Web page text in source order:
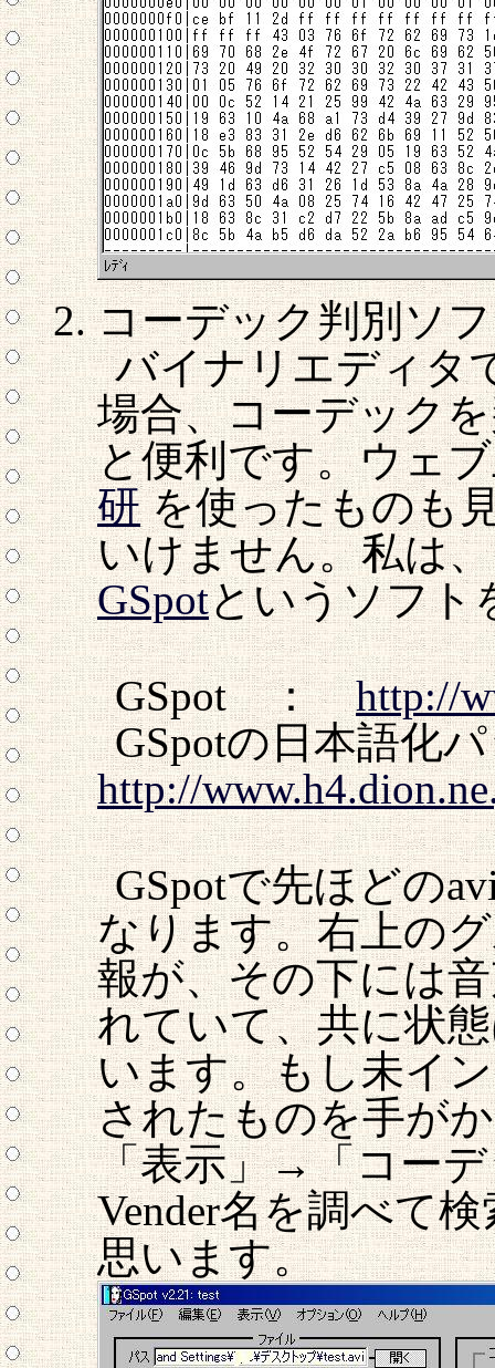
コーデック判別ソ
バイナリエディタ
場合、コーデック
と便利です。ウェ
研を使ったものも
いけません。私は
GSpotというソフト
GSpot ：http://
GSpotの日本語
http://
GSpotで先ほどの
なります。右上の
報が、その下には
れていて、共に状
います。もし未イ
されたものを手が
「表示」→「コー
Vender名を調べて
思います。